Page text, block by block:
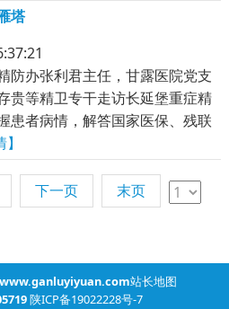
塔
防办张利君主任，甘露医院党支
贵等精卫专干走访长延堡重症精
患者病情，解答国家医保、残联
下一页
末页
www.ganluyiyuan.com站长地图
陕ICP备19022228号-7